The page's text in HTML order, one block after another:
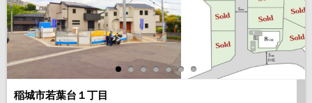
稲城市若葉台１丁目